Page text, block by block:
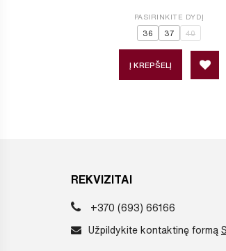
PASIRINKITE DYDĮ
36 37 40
Į KREPŠELĮ
REKVIZITAI
+370 (693) 66166
Užpildykite kontaktinę formą